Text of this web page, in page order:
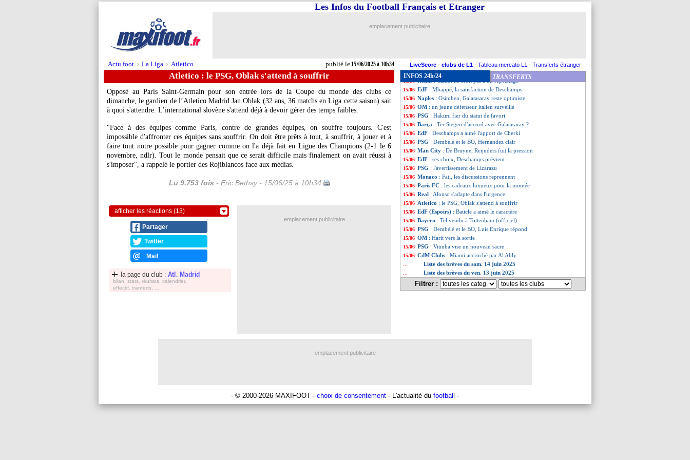
Actu foot > La Liga > Atletico publié le15/06/2025 à 10h34
Les Infos du Football Français et Etranger
emplacement publicitaire
LiveScore - clubs de L1 - Tableau mercato L1 - Transferts étranger
Atletico : le PSG, Oblak s'attend à souffrir
Opposé au Paris Saint-Germain pour son entrée lors de la Coupe du monde des clubs ce
dimanche, le gardien de l’Atletico MadridJan Oblak (32 ans, 36 matchs en Liga cette saison) sait
à quoi s'attendre. L’international slovène s'attend déjà à devoir gérer des temps faibles.
"Face à des équipes comme Paris, contre de grandes équipes, on souffre toujours. C'est
impossible d'affronter ces équipes sans souffrir. On doit être prêts à tout, à souffrir, à jouer et à
faire tout notre possible pour gagner comme on l'a déjà fait en Ligue des Champions (2-1 le 6
novembre, ndlr). Tout le monde pensait que ce serait difficile mais finalement on avait réussi à
s'imposer", a rappelé le portier des Rojiblancos face aux médias.
Lu 9.753 fois - Eric Bethsy - 15/06/25 à 10h34
afficher les réactions (13)
Partager
Twitter
Mail
la page du club : Atl. Madrid
bilan, stats, réultats, calendrier,
effectif, tranferts, ...
INFOS 24h/24 TRANSFERTS
15/06 Reims: Geraerts en approche
15/06 Real: les attentes d'Alonso
15/06 Naples
15/06 Reims: Lyon, Caillot explique sa position
15/06 Monaco: Salisu veut partir
: Caillot ne croit pas à un repêchage
15/06 EdF : Mbappé, la satisfaction de Deschamps
15/06 Naples : Osimhen, Galatasaray reste optimiste
15/06 OM : un jeune défenseur italien surveillé
15/06 PSG : Hakimi fier du statut de favori
15/06 Barça : Ter Stegen d'accord avec Galatasaray ?
15/06 EdF : Deschamps a aimé l'apport de Cherki
15/06 PSG : Dembélé et le BO, Hernandez clair
15/06 Man City : De Bruyne, Reijnders fuit la pression
15/06 EdF : ses choix, Deschamps prévient...
15/06 PSG : l'avertissement de Lizarazu
15/06 Monaco : Fati, les discussions reprennent
15/06 Paris FC : les cadeaux luxueux pour la montée
15/06 Real : Alonso s'adapte dans l'urgence
15/06 Atletico : le PSG, Oblak s'attend à souffrir
15/06 EdF (Espoirs) : Baticle a aimé le caractère
15/06 Bayern : Tel vendu à Tottenham (officiel)
15/06 PSG : Dembélé et le BO, Luis Enrique répond
15/06 OM : Harit vers la sortie
15/06 PSG : Vitinha vise un nouveau sacre
15/06 CdM Clubs : Miami accroché par Al Ahly
Liste des brèves du sam. 14 juin 2025
Liste des brèves du ven. 13 juin 2025
Filtrer :
emplacement publicitaire
emplacement publicitaire
- © 2000-2026 MAXIFOOT - choix de consentement - L'actualité du football -